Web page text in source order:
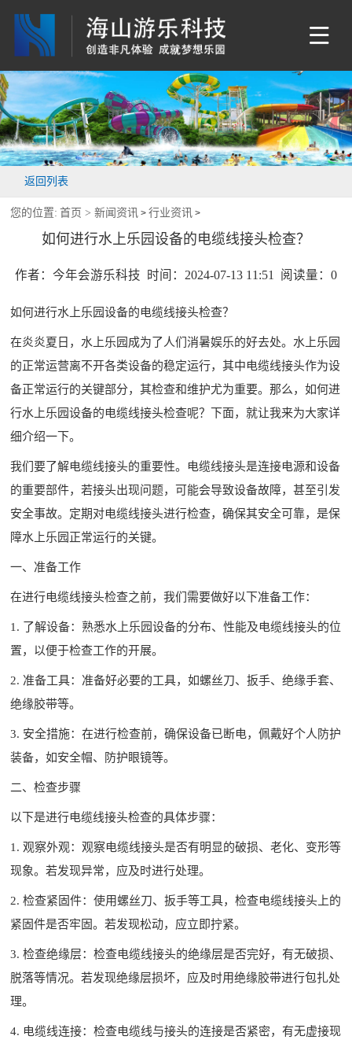
返回列表
您的位置: 首页 >新闻资讯 >行业资讯 >
如何进行水上乐园设备的电缆线接头检查？
作者：今年会游乐科技 时间：2024-07-13 11:51 阅读量： 0
如何进行水上乐园设备的电缆线接头检查？
在炎炎夏日，水上乐园成为了人们消暑娱乐的好去处。水上乐园
的正常运营离不开各类设备的稳定运行，其中电缆线接头作为设
备正常运行的关键部分，其检查和维护尤为重要。那么，如何进
行水上乐园设备的电缆线接头检查呢？下面，就让我来为大家详
细介绍一下。
我们要了解电缆线接头的重要性。电缆线接头是连接电源和设备
的重要部件，若接头出现问题，可能会导致设备故障，甚至引发
安全事故。定期对电缆线接头进行检查，确保其安全可靠，是保
障水上乐园正常运行的关键。
一、准备工作
在进行电缆线接头检查之前，我们需要做好以下准备工作：
1. 了解设备：熟悉水上乐园设备的分布、性能及电缆线接头的位
置，以便于检查工作的开展。
2. 准备工具：准备好必要的工具，如螺丝刀、扳手、绝缘手套、
绝缘胶带等。
3. 安全措施：在进行检查前，确保设备已断电，佩戴好个人防护
装备，如安全帽、防护眼镜等。
二、检查步骤
以下是进行电缆线接头检查的具体步骤：
1. 观察外观：观察电缆线接头是否有明显的破损、老化、变形等
现象。若发现异常，应及时进行处理。
2. 检查紧固件：使用螺丝刀、扳手等工具，检查电缆线接头上的
紧固件是否牢固。若发现松动，应立即拧紧。
3. 检查绝缘层：检查电缆线接头的绝缘层是否完好，有无破损、
脱落等情况。若发现绝缘层损坏，应及时用绝缘胶带进行包扎处
理。
4. 电缆线连接：检查电缆线与接头的连接是否紧密，有无虚接现